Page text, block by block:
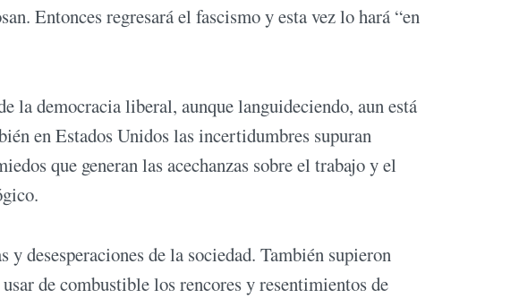
Entonces regresará el fascismo y esta vez lo hará “en
la democracia liberal, aunque languideciendo, aun está
en Estados Unidos las incertidumbres supuran
que generan las acechanzas sobre el trabajo y el
desesperaciones de la sociedad. También supieron
de combustible los rencores y resentimientos de